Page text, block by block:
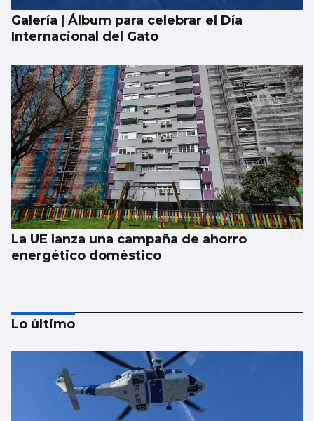
Galería | Álbum para celebrar el Día
Internacional del Gato
La UE lanza una campaña de ahorro
energético doméstico
Lo último